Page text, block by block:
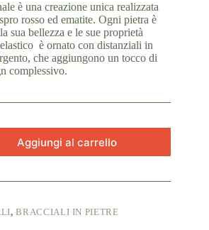
è una creazione unica realizzata
rosso ed ematite. Ogni pietra è
sua bellezza e le sue proprietà
è ornato con distanziali in
che aggiungono un tocco di
complessivo.
Aggiungi al carrello
,BRACCIALI IN PIETRE